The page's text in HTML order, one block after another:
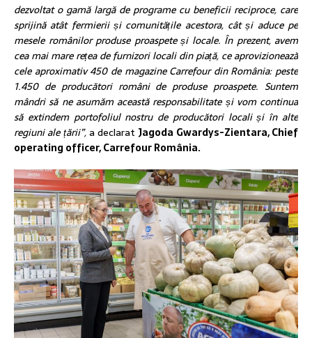
dezvoltat o gamă largă de programe cu beneficii reciproce, care
sprijină atât fermierii și comunitățile acestora, cât și aduce pe
mesele românilor produse proaspete și locale. În prezent, avem
cea mai mare rețea de furnizori locali din piață, ce aprovizionează
cele aproximativ 450 de magazine Carrefour din România: peste
1.450 de producători români de produse proaspete. Suntem
mândri să ne asumăm această responsabilitate și vom continua
să extindem portofoliul nostru de producători locali și în alte
regiuni ale țării”,a declarat Jagoda Gwardys-Zientara, Chief
operating officer, Carrefour România.